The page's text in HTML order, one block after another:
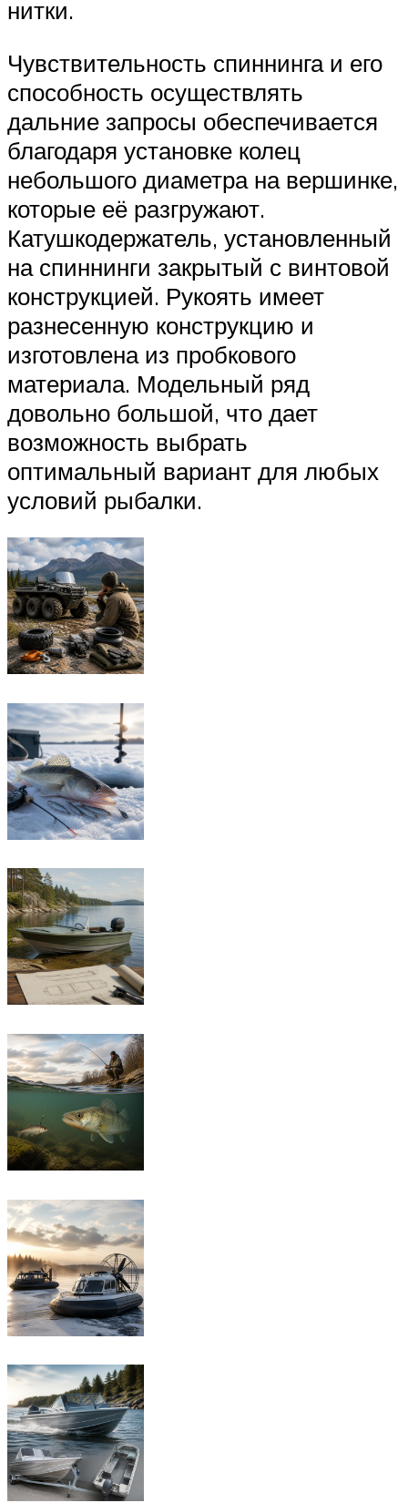
нитки.
Чувствительность спиннинга и его
способность осуществлять
дальние запросы обеспечивается
благодаря установке колец
небольшого диаметра на вершинке,
которые её разгружают.
Катушкодержатель, установленный
на спиннинги закрытый с винтовой
конструкцией. Рукоять имеет
разнесенную конструкцию и
изготовлена из пробкового
материала. Модельный ряд
довольно большой, что дает
возможность выбрать
оптимальный вариант для любых
условий рыбалки.